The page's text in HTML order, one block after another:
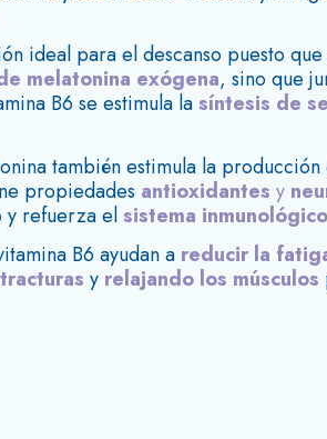
ideal para el descanso puesto
melatonina exógena, sino que
B6 se estimula lasíntesis de
también estimula la producción
propiedades antioxidantes y
y refuerza elsistema inmunológico
B6 ayudan a reducir la
y relajando los músculos